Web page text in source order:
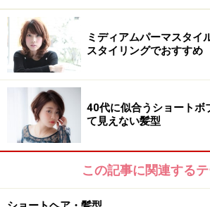
ルムがきれいなコンパクトボブです
ヤージュでくすんだ質感に。
【このスタイルが似合う髪のタイプ】
髪量：少ない～多い
髪質：柔らかい～硬い
顔型：四角・卵型・丸・ベース・面長
髪のクセ：なし～強い
ミディアムパーマスタイ
スタイリングでおすすめ
40代に似合うショートボ
て見えない髪型
この記事に関連する